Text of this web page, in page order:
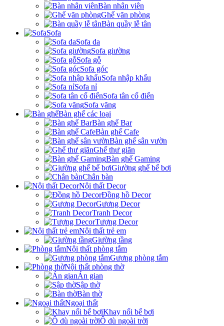
Bàn nhân viên
Ghế văn phòng
Bàn quầy lễ tân
Sofa
Sofa da
Sofa giường
Sofa gỗ
Sofa góc
Sofa nhập khẩu
Sofa nỉ
Sofa tân cổ điển
Sofa văng
Bàn ghế các loại
Bàn ghế Bar
Bàn ghế Cafe
Bàn ghế sân vườn
Ghế thư giãn
Bàn ghế Gaming
Giường ghế bể bơi
Chân bàn
Nội thất Decor
Đồng hồ Decor
Gương Decor
Tranh Decor
Tượng Decor
Nội thất trẻ em
Giường tầng
Nội thất phòng tắm
Gương phòng tắm
Nội thất phòng thờ
Án gian
Sập thờ
Bàn thờ
Ngoại thất
Khay nổi bể bơi
Ô dù ngoài trời